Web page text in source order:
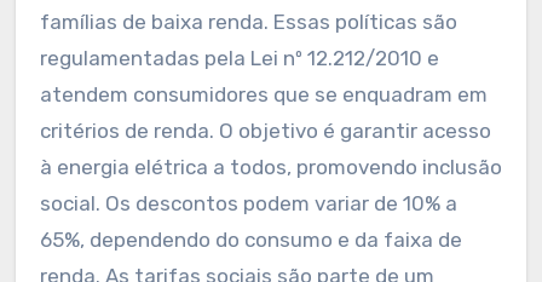
famílias de baixa renda. Essas políticas são
regulamentadas pela Lei nº 12.212/2010 e
atendem consumidores que se enquadram em
critérios de renda. O objetivo é garantir acesso
à energia elétrica a todos, promovendo inclusão
social. Os descontos podem variar de 10% a
65%, dependendo do consumo e da faixa de
renda. As tarifas sociais são parte de um